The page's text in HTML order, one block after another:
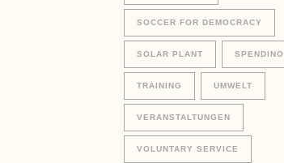
SOCCER FOR DEMOCRACY
SOLAR PLANT SPENDINO
TRAINING UMWELT
VERANSTALTUNGEN
VOLUNTARY SERVICE